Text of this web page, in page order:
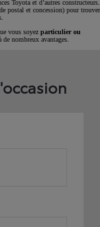
Toyota et d’autres constructeurs.
postal et concession) pour trouver
vous soyez particulier ou
nombreux avantages.